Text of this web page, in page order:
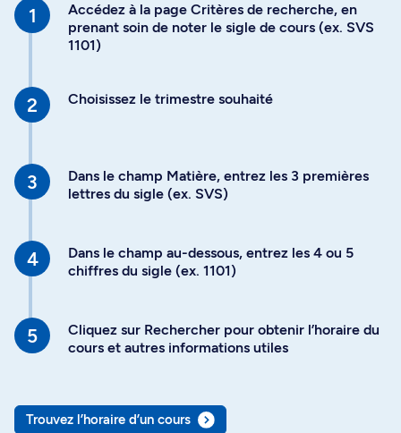
Accédez à la page Critères de recherche, en
prenant soin de noter le sigle de cours (ex. SVS
1101)
Choisissez le trimestre souhaité
Dans le champ Matière, entrez les 3 premières
lettres du sigle (ex. SVS)
Dans le champ au-dessous, entrez les 4 ou 5
chiffres du sigle (ex. 1101)
Cliquez sur Rechercher pour obtenir l’horaire du
cours et autres informations utiles
Trouvez l’horaire d’un cours